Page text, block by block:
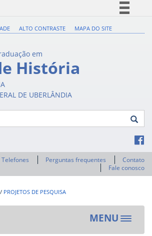
Acesso à informação
ALTO CONTRASTE MAPA DO SITE
em
História
DE UBERLÂNDIA
Telefones Perguntas frequentes
Contato
Fale conosco
/ PROJETOS DE PESQUISA
MENU
Toggle